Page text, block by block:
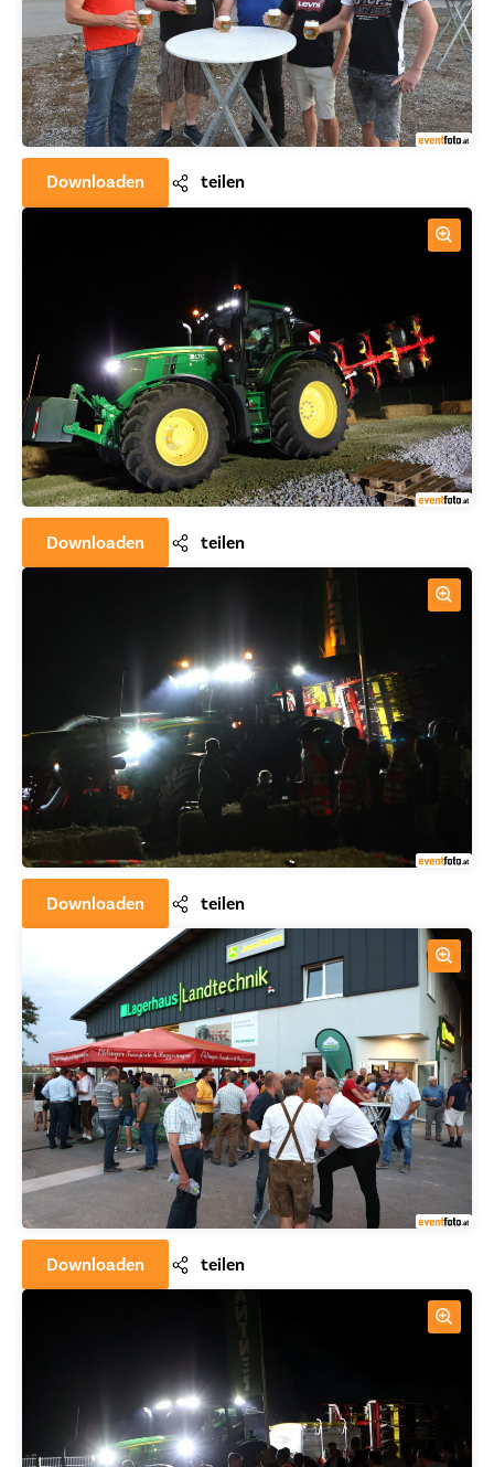
Downloaden teilen
Downloaden teilen
Downloaden teilen
Downloaden teilen